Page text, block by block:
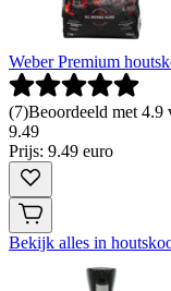
Weber Premium
(7)Beoordeeld met 4.9
9.49
Prijs: 9.49 euro
Bekijk alles in